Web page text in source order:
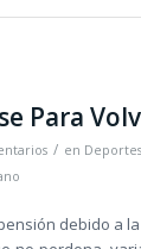
Para
/ en Deportes
debido a